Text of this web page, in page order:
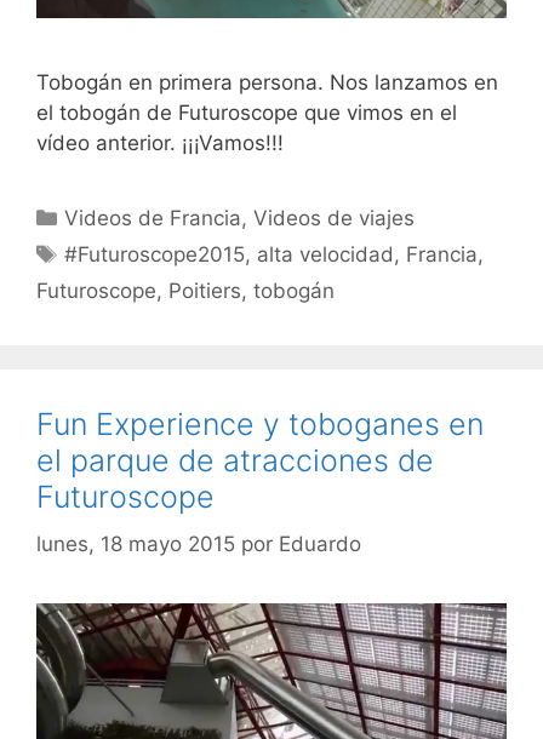
Tobogán en primera persona. Nos lanzamos en
el tobogán de Futuroscope que vimos en el
vídeo anterior. ¡¡¡Vamos!!!
Categorías
Videos de Francia,Videos de viajes
Etiquetas
#Futuroscope2015, alta velocidad, Francia,
Futuroscope, Poitiers, tobogán
Fun Experience y toboganes en
el parque de atracciones de
Futuroscope
lunes, 18 mayo 2015 por Eduardo